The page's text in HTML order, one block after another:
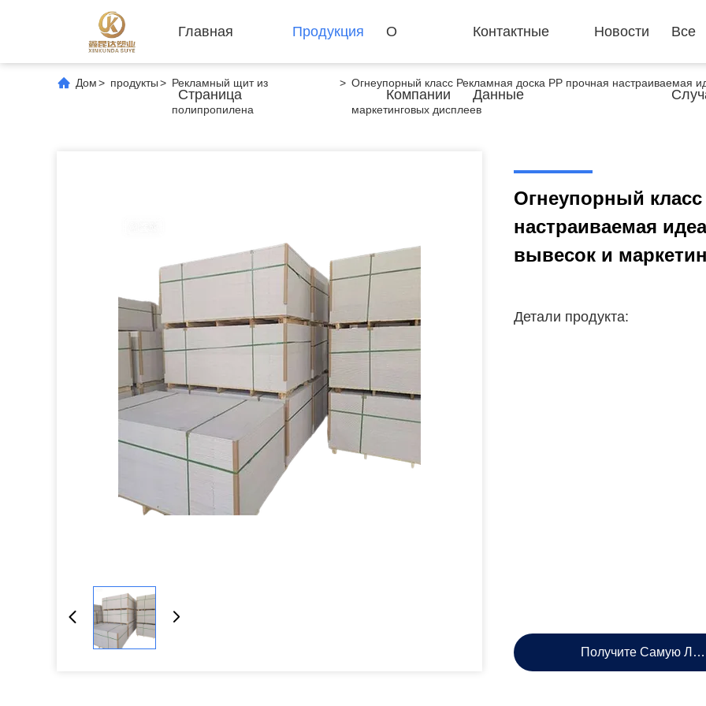
Главная
Страница
Продукция О
Компании
Контактные
Данные
Новости Все
Дом> продукты> Рекламный щит из
полипропилена
> Огнеупорный класс Рекламная доска PP прочная настраиваемая
маркетинговых дисплеев
Огнеупорный
настраиваемая
вывесок и
Детали продукта:
Получите Самую